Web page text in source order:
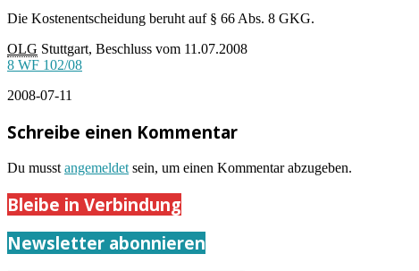
Die Kostenentscheidung beruht auf § 66 Abs. 8 GKG.
OLG Stuttgart, Beschluss vom 11.07.2008
8 WF 102/08
2008-07-11
Schreibe einen Kommentar
Du musst angemeldet sein, um einen Kommentar abzugeben.
Bleibe in Verbindung
Newsletter abonnieren